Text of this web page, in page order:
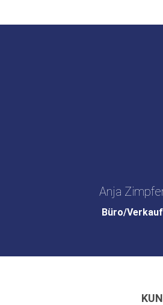
Anja
Büro/Verkauf